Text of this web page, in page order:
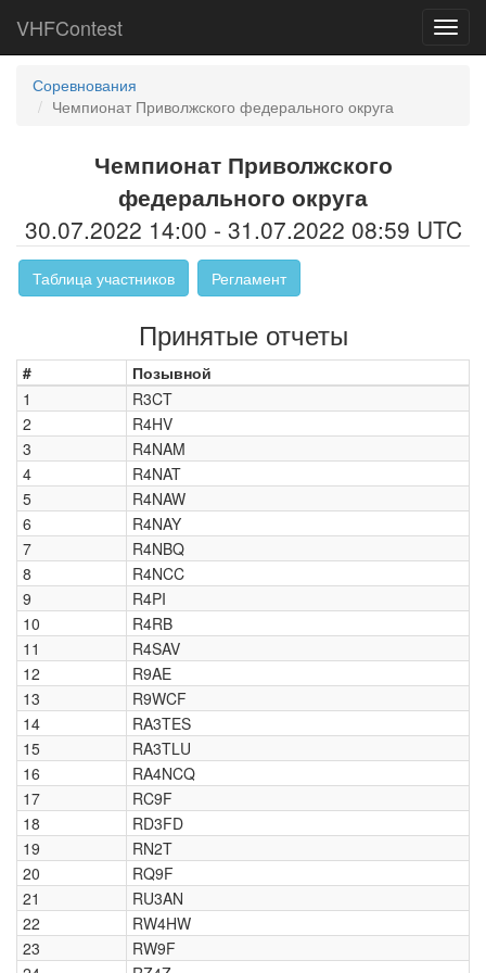
VHFContest
Соревнования
Чемпионат Приволжского федерального округа
Чемпионат Приволжского
федерального округа
30.07.2022 14:00 - 31.07.2022 08:59 UTC
Таблица участников Регламент
Принятые отчеты
#
Позывной
1
R3CT
2
R4HV
3
R4NAM
4
R4NAT
5
R4NAW
6
R4NAY
7
R4NBQ
8
R4NCC
9
R4PI
10
R4RB
11
R4SAV
12
R9AE
13
R9WCF
14
RA3TES
15
RA3TLU
16
RA4NCQ
17
RC9F
18
RD3FD
19
RN2T
20
RQ9F
21
RU3AN
22
RW4HW
23
RW9F